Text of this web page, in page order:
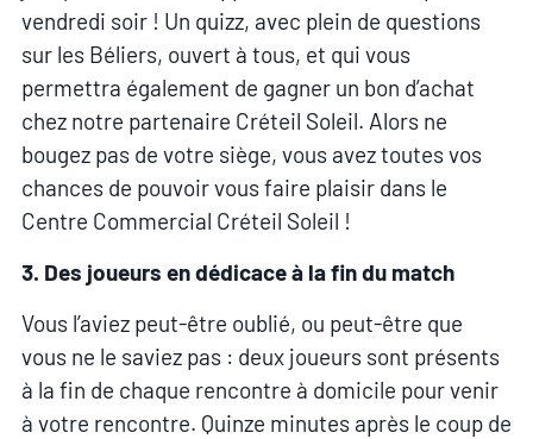
vendredi soir ! Un quizz, avec plein de questions
sur les Béliers, ouvert à tous, et qui vous
permettra également de gagner un bon d’achat
chez notre partenaire Créteil Soleil. Alors ne
bougez pas de votre siège, vous avez toutes vos
chances de pouvoir vous faire plaisir dans le
Centre Commercial Créteil Soleil !
3. Des joueurs en dédicace à la fin du match
Vous l’aviez peut-être oublié, ou peut-être que
vous ne le saviez pas : deux joueurs sont présents
à la fin de chaque rencontre à domicile pour venir
à votre rencontre. Quinze minutes après le coup de